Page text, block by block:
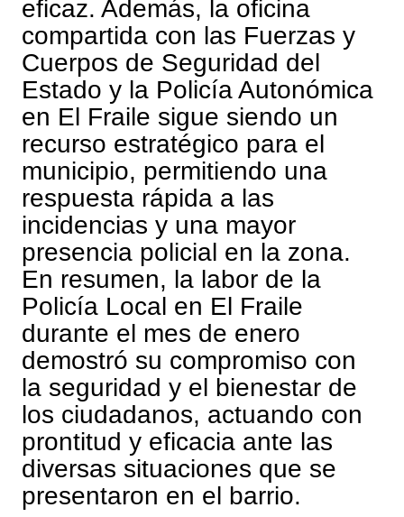
eficaz. Además, la oficina
compartida con las Fuerzas y
Cuerpos de Seguridad del
Estado y la Policía Autonómica
en El Fraile sigue siendo un
recurso estratégico para el
municipio, permitiendo una
respuesta rápida a las
incidencias y una mayor
presencia policial en la zona.
En resumen, la labor de la
Policía Local en El Fraile
durante el mes de enero
demostró su compromiso con
la seguridad y el bienestar de
los ciudadanos, actuando con
prontitud y eficacia ante las
diversas situaciones que se
presentaron en el barrio.